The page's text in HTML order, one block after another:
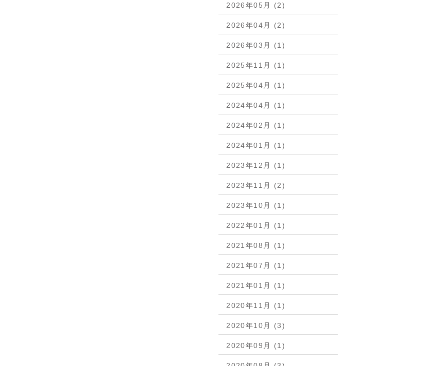
2026年05月 (2)
2026年04月 (2)
2026年03月 (1)
2025年11月 (1)
2025年04月 (1)
2024年04月 (1)
2024年02月 (1)
2024年01月 (1)
2023年12月 (1)
2023年11月 (2)
2023年10月 (1)
2022年01月 (1)
2021年08月 (1)
2021年07月 (1)
2021年01月 (1)
2020年11月 (1)
2020年10月 (3)
2020年09月 (1)